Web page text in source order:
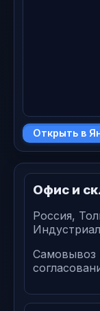
Открыть в
Офис и
Россия,
Самовывоз